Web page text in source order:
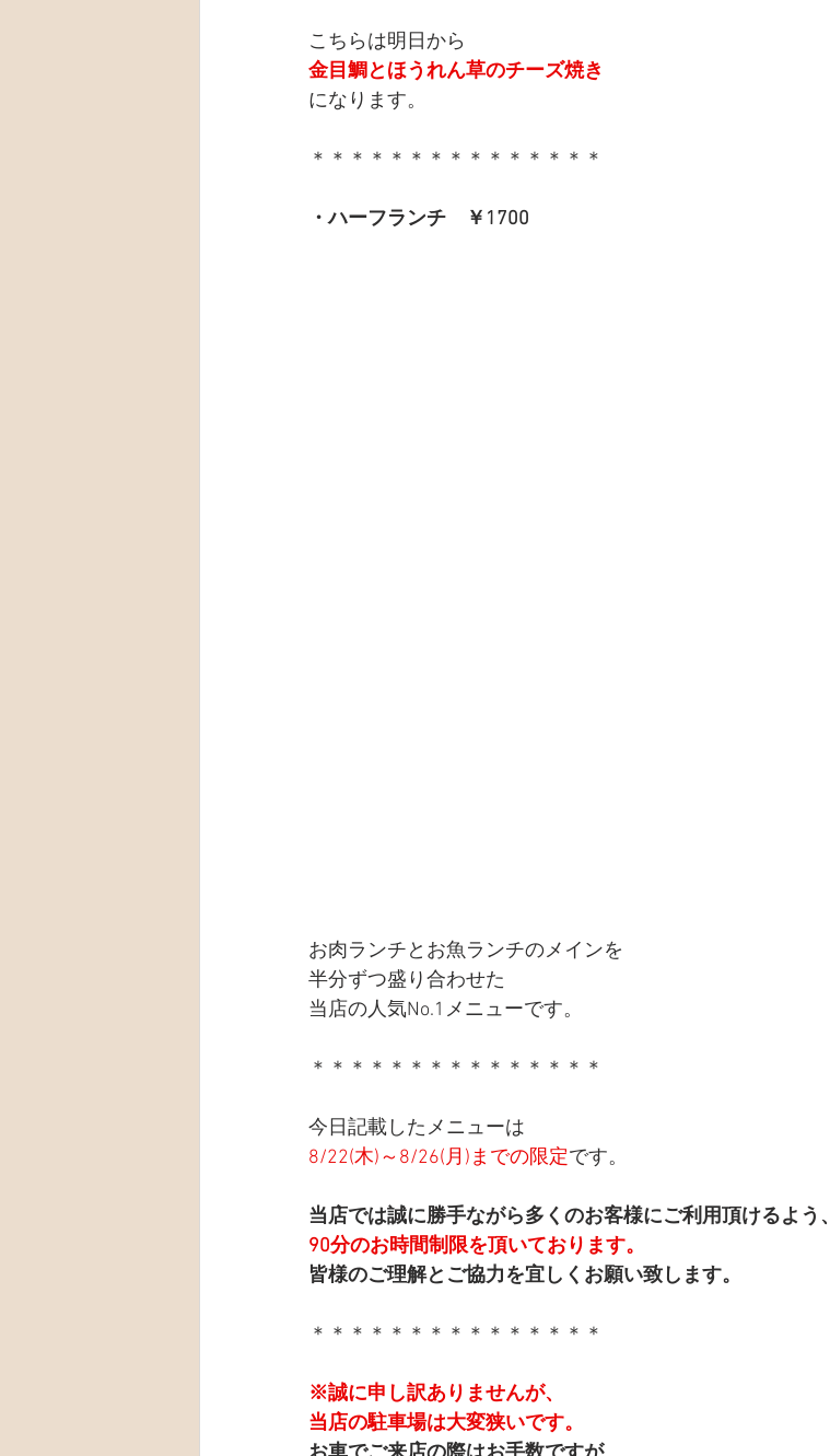
こちらは明日から
金目鯛とほうれん草のチーズ焼き
になります。
＊＊＊＊＊＊＊＊＊＊＊＊＊＊＊
・ハーフランチ　￥1700
お肉ランチとお魚ランチのメインを
半分ずつ盛り合わせた
当店の人気No.1メニューです。
＊＊＊＊＊＊＊＊＊＊＊＊＊＊＊
今日記載したメニューは
8/22(木)～8/26(月)までの限定です。
当店では誠に勝手ながら多くのお客様にご利用頂けるよう、
90分のお時間制限を頂いております。
皆様のご理解とご協力を宜しくお願い致します。
＊＊＊＊＊＊＊＊＊＊＊＊＊＊＊
※誠に申し訳ありませんが、
当店の駐車場は大変狭いです。